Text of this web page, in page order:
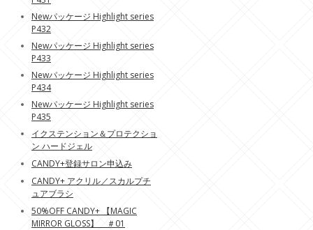
Newパッケージ Highlight series
P432
Newパッケージ Highlight series
P433
Newパッケージ Highlight series
P434
Newパッケージ Highlight series
P435
イクステンション＆プロテクショ
ン ハードジェル
CANDY+登録サロン申込み
CANDY+ アクリル／スカルプチ
ュアブラシ
50%OFF CANDY+ 【MAGIC
MIRROR GLOSS】 ＃01